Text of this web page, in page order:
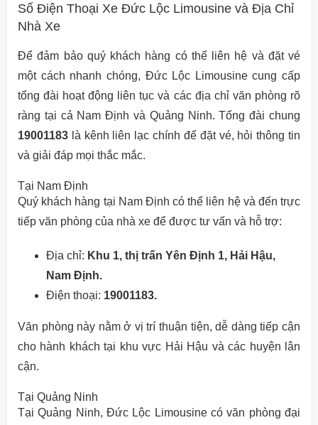
Số Điện Thoại Xe Đức Lộc Limousine và Địa Chỉ
Nhà Xe
Để đảm bảo quý khách hàng có thể liên hệ và đặt vé
một cách nhanh chóng, Đức Lộc Limousine cung cấp
tổng đài hoạt động liên tục và các địa chỉ văn phòng rõ
ràng tại cả Nam Định và Quảng Ninh. Tổng đài chung
19001183 là kênh liên lạc chính để đặt vé, hỏi thông tin
và giải đáp mọi thắc mắc.
Tại Nam Định
Quý khách hàng tại Nam Định có thể liên hệ và đến trực
tiếp văn phòng của nhà xe để được tư vấn và hỗ trợ:
Địa chỉ: Khu 1, thị trấn Yên Định 1, Hải Hậu,
Nam Định.
Điện thoại: 19001183.
Văn phòng này nằm ở vị trí thuận tiện, dễ dàng tiếp cận
cho hành khách tại khu vực Hải Hậu và các huyện lân
cận.
Tại Quảng Ninh
Tại Quảng Ninh, Đức Lộc Limousine có văn phòng đại